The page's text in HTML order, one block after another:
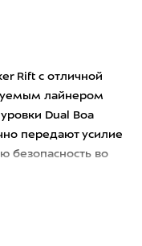
Rift с отличной
лайнером
Dual Boa
передают усилие
безопасность во